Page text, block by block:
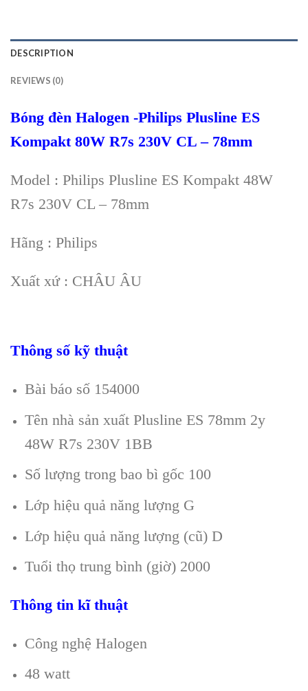
DESCRIPTION
REVIEWS (0)
Bóng đèn Halogen -Philips Plusline ES
Kompakt 80W R7s 230V CL – 78mm
Model : Philips Plusline ES Kompakt 48W
R7s 230V CL – 78mm
Hãng : Philips
Xuất xứ : CHÂU ÂU
Thông số kỹ thuật
Bài báo số 154000
Tên nhà sản xuất Plusline ES 78mm 2y
48W R7s 230V 1BB
Số lượng trong bao bì gốc 100
Lớp hiệu quả năng lượng G
Lớp hiệu quả năng lượng (cũ) D
Tuổi thọ trung bình (giờ) 2000
Thông tin kĩ thuật
Công nghệ Halogen
48 watt